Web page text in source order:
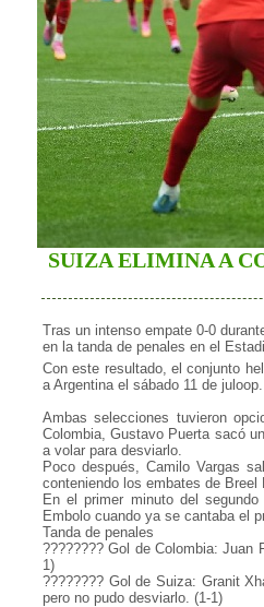
SUIZA ELIMINA A
Tras un intenso empate 0-0
en la tanda de penales en el
Con este resultado, el conjunto
a Argentina el sábado 11 de juloop.
Ambas selecciones tuvieron
Colombia, Gustavo Puerta sacó
a volar para desviarlo.
Poco después, Camilo Vargas
conteniendo los embates de Breel
En el primer minuto del
Embolo cuando ya se cantaba el
Tanda de penales
???????? Gol de Colombia: Juan
1)
???????? Gol de Suiza: Granit
pero no pudo desviarlo. (1-1)